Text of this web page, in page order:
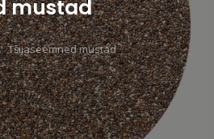
mustad
Tšiiaseemned mustad